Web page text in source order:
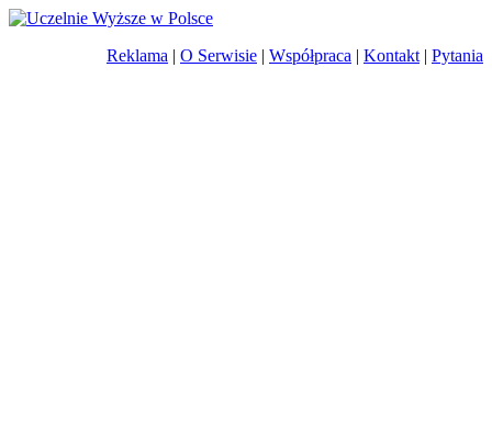
Reklama | O Serwisie | Współpraca | Kontakt | Pytania